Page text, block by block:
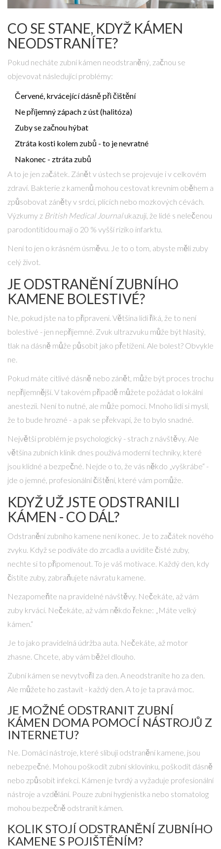
CO SE STANE, KDYŽ KÁMEN
NEODSTRANÍTE?
Pokud necháte zubní kámen neodstraněný, začnou se
objevovat následující problémy:
Červené, krvácející dásně při čištění
Ne příjemný zápach z úst (halitóza)
Zuby se začnou hýbat
Ztráta kosti kolem zubů - to je nevratné
Nakonec - ztráta zubů
A to je jen začátek. Zánět v ústech se projevuje i v celkovém
zdraví. Bakterie z kamenů mohou cestovat krevním oběhem a
způsobovat záněty v srdci, plících nebo mozkových cévách.
Výzkumy z British Medical Journalukazují, že lidé s nelečenou
parodontitidou mají o 20 % vyšší riziko infarktu.
Není to jen o krásném úsměvu. Je to o tom, abyste měli zuby
celý život.
JE ODSTRANĚNÍ ZUBNÍHO
KAMENE BOLESTIVÉ?
Ne, pokud jste na to připraveni. Většina lidí říká, že to není
bolestivé - jen nepříjemné. Zvuk ultrazvuku může být hlasitý,
tlak na dásně může působit jako přetížení. Ale bolest? Obvykle
ne.
Pokud máte citlivé dásně nebo zánět, může být proces trochu
nepříjemnější. V takovém případě můžete požádat o lokální
anestezii. Není to nutné, ale může pomoci. Mnoho lidí si myslí,
že to bude hrozné - a pak se překvapí, že to bylo snadné.
Největší problém je psychologický - strach z návštěvy. Ale
většina zubních klinik dnes používá moderní techniky, které
jsou klidné a bezpečné. Nejde o to, že vás někdo „vyškrábe“ -
jde o jemné, profesionální čištění, které vám pomůže.
KDYŽ UŽ JSTE ODSTRANILI
KÁMEN - CO DÁL?
Odstranění zubního kamene není konec. Je to začátek nového
zvyku. Když se podíváte do zrcadla a uvidíte čisté zuby,
nechte si to připomenout. To je váš motivace. Každý den, kdy
čistíte zuby, zabraňujete návratu kamene.
Nezapomeňte na pravidelné návštěvy. Nečekáte, až vám
zuby krvácí. Nečekáte, až vám někdo řekne: „Máte velký
kámen.“
Je to jako pravidelná údržba auta. Nečekáte, až motor
zhasne. Chcete, aby vám běžel dlouho.
Zubní kámen se nevytvořil za den. A neodstraníte ho za den.
Ale můžete ho zastavit - každý den. A to je ta pravá moc.
JE MOŽNÉ ODSTRANIT ZUBNÍ
KÁMEN DOMA POMOCÍ NÁSTROJŮ Z
INTERNETU?
Ne. Domácí nástroje, které slibují odstranění kamene, jsou
nebezpečné. Mohou poškodit zubní sklovinku, poškodit dásně
nebo způsobit infekci. Kámen je tvrdý a vyžaduje profesionální
nástroje a vzdělání. Pouze zubní hygienistka nebo stomatolog
mohou bezpečně odstranit kámen.
KOLIK STOJÍ ODSTRANĚNÍ ZUBNÍHO
KAMENE S POJIŠTĚNÍM?